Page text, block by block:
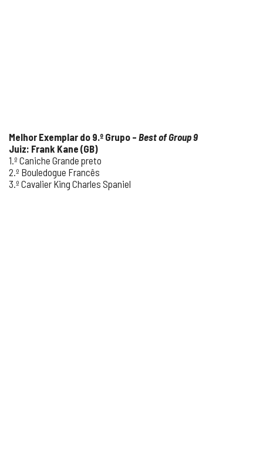
Melhor Exemplar do 9.º Grupo – Best of Group 9
Juiz: Frank Kane (GB)
1.º Caniche Grande preto
2.º Bouledogue Francês
3.º Cavalier King Charles Spaniel